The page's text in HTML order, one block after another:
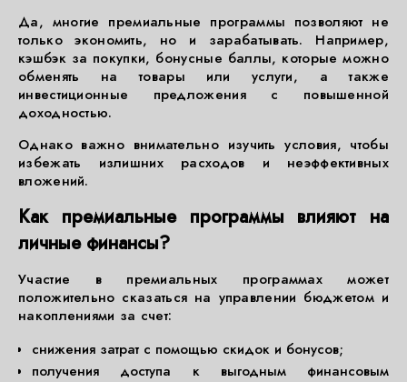
Да, многие премиальные программы позволяют не
только экономить, но и зарабатывать. Например,
кэшбэк за покупки, бонусные баллы, которые можно
обменять на товары или услуги, а также
инвестиционные предложения с повышенной
доходностью.
Однако важно внимательно изучить условия, чтобы
избежать излишних расходов и неэффективных
вложений.
Как премиальные программы влияют на
личные финансы?
Участие в премиальных программах может
положительно сказаться на управлении бюджетом и
накоплениями за счет:
снижения затрат с помощью скидок и бонусов;
получения доступа к выгодным финансовым